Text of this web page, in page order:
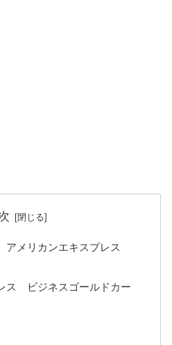
メリカンエキスプレス
ス ビジネスゴールドカー